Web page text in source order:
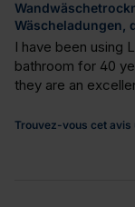
Wäscheladungen,
I have been using
bathroom for 40
they are an
Trouvez-vous cet avis